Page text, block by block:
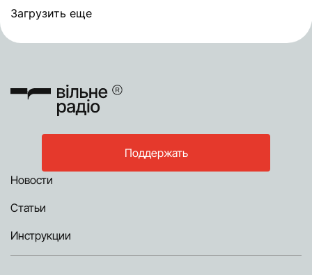
Загрузить еще
Поддержать
Новости
Статьи
Инструкции